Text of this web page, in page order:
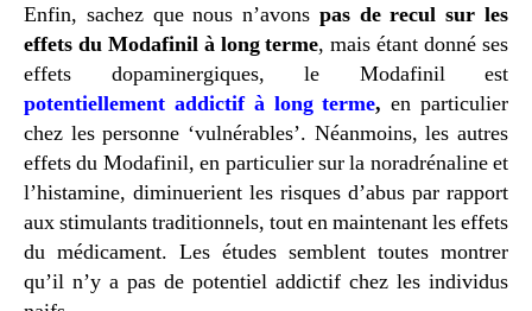
Enfin, sachez que nous n’avons pas de recul sur les
effets du Modafinil à long terme, mais étant donné ses
effets dopaminergiques, le Modafinil est
potentiellement addictif à long terme,en particulier
chez les personne ‘vulnérables’. Néanmoins, les autres
effets du Modafinil, en particulier sur la noradrénaline et
l’histamine, diminuerient les risques d’abus par rapport
aux stimulants traditionnels, tout en maintenant les effets
du médicament. Les études semblent toutes montrer
qu’il n’y a pas de potentiel addictif chez les individus